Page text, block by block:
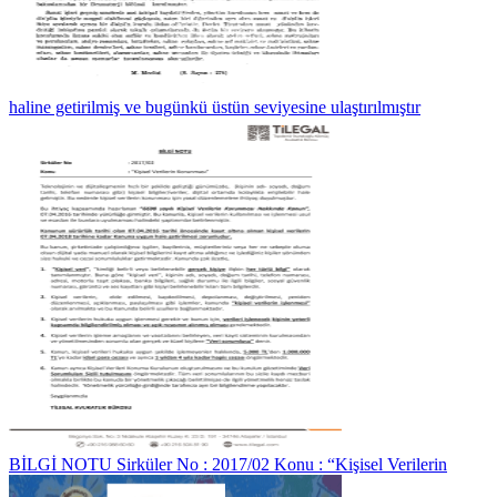
haline getirilmiş ve bugünkü üstün seviyesine ulaştırılmıştır
BİLGİ NOTU Sirküler No : 2017/02 Konu : “Kişisel Verilerin